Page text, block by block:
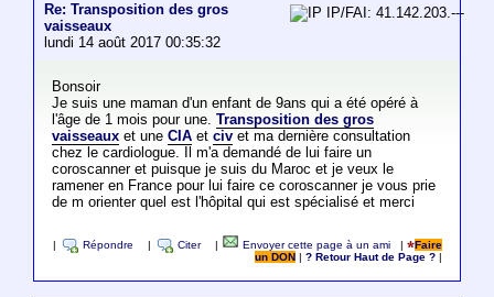
Re: Transposition des gros
vaisseaux
lundi 14 août 2017 00:35:32
IP/FAI: 41.142.203.---
Bonsoir
Je suis une maman d'un enfant de 9ans qui a été opéré à
l'âge de 1 mois pour une. Transposition des gros
vaisseauxet une CIAet civet ma dernière consultation
chez le cardiologue. Il m'a demandé de lui faire un
coroscanner et puisque je suis du Maroc et je veux le
ramener en France pour lui faire ce coroscanner je vous prie
de m orienter quel est l'hôpital qui est spécialisé et merci
Répondre Citer Envoyer cette page à un ami |
Faire
un DON
|? Retour Haut de Page ?